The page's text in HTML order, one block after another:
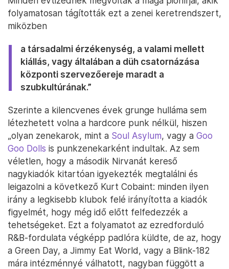
folyamatosan tágították ezt a zenei keretrendszert,
miközben
a társadalmi érzékenység, a valami mellett
kiállás, vagy általában a düh csatornázása
központi szervezőereje maradt a
szubkultúrának.”
Szerinte a kilencvenes évek grunge hulláma sem
létezhetett volna a hardcore punk nélkül, hiszen
„olyan zenekarok, mint a Soul Asylum, vagy a Goo
Goo Dolls is punkzenekarként indultak. Az sem
véletlen, hogy a második Nirvanát kereső
nagykiadók kitartóan igyekezték megtalálni és
leigazolni a következő Kurt Cobaint: minden ilyen
irány a legkisebb klubok felé irányította a kiadók
figyelmét, hogy még idő előtt felfedezzék a
tehetségeket. Ezt a folyamatot az ezredforduló
R&B-fordulata végképp padlóra küldte, de az, hogy
a Green Day, a Jimmy Eat World, vagy a Blink-182
mára intézménnyé válhatott, nagyban függött a